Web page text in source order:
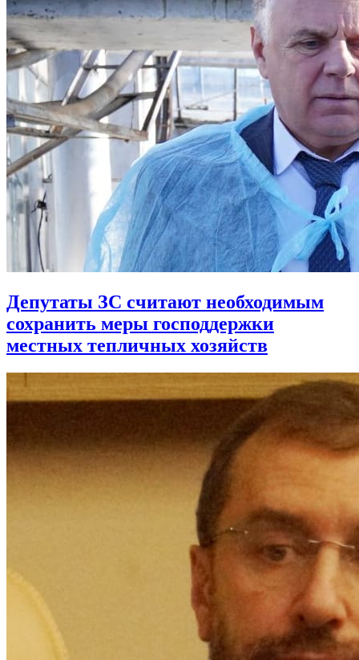
Депутаты ЗС считают необходимым
сохранить меры господдержки
местных тепличных хозяйств